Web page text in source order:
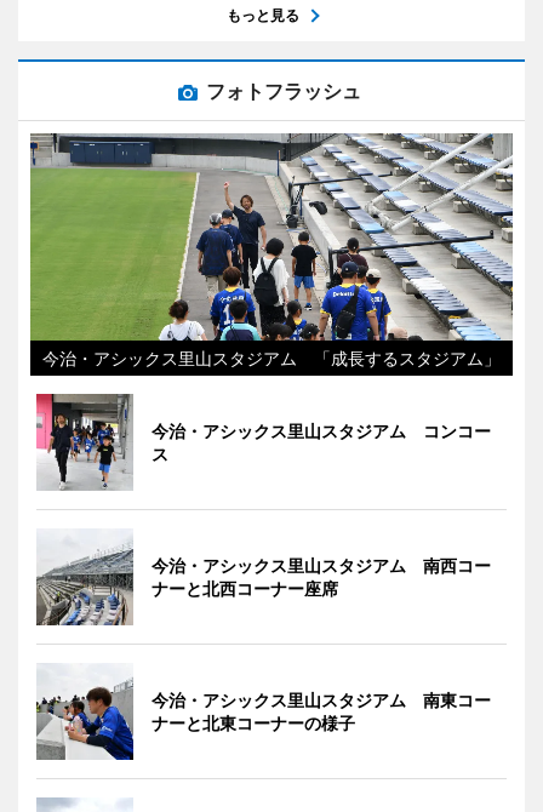
もっと見る
フォトフラッシュ
今治・アシックス里山スタジアム 「成長するスタジアム」
今治・アシックス里山スタジアム コンコー
ス
今治・アシックス里山スタジアム 南西コー
ナーと北西コーナー座席
今治・アシックス里山スタジアム 南東コー
ナーと北東コーナーの様子